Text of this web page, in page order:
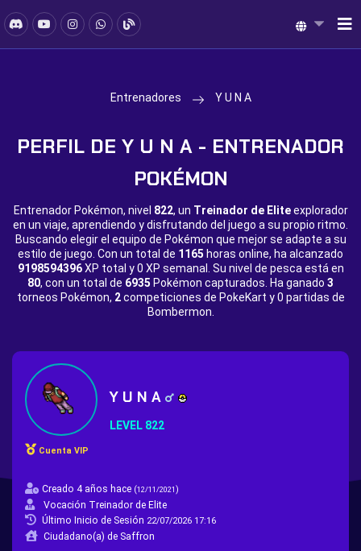
Entrenadores Y U N A
PERFIL DE Y U N A - ENTRENADOR
POKÉMON
Entrenador Pokémon, nivel 822, un Treinador de Eliteexplorador
en un viaje, aprendiendo y disfrutando del juego a su propio ritmo.
Buscando elegir el equipo de Pokémon que mejor se adapte a su
estilo de juego. Con un total de 1165 horas online, ha alcanzado
9198594396XP total y0 XP semanal. Su nivel de pesca está en
80, con un total de 6935 Pokémon capturados. Ha ganado 3
torneos Pokémon, 2competiciones de PokeKart y0 partidas de
Bombermon.
Cuenta VIP
Y U N A
LEVEL 822
Creado 4 años hace (12/11/2021)
Vocación Treinador de Elite
Último Inicio de Sesión 22/07/2026 17:16
Ciudadano(a) de Saffron